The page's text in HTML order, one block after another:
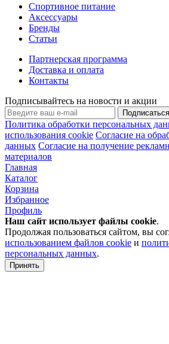
Спортивное питание
Аксессуары
Бренды
Статьи
Партнерская программа
Доставка и оплата
Контакты
Подписывайтесь на новости и акции
Подписаться
Политика обработки персональных
использования cookie Согласие на
данных Согласие на получение
материалов
Главная
Каталог
Корзина
Избранное
Профиль
Наш сайт использует файлы cookie.
Продолжая пользоваться сайтом, вы
использованием файлов cookie и
персональных данных.
Принять